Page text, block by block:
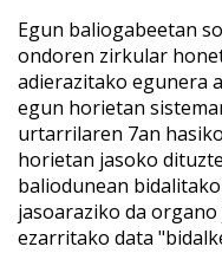
Egun baliogabeetan
ondoren zirkular
adierazitako egunera
egun horietan
urtarrilaren 7an
horietan jasoko
baliodunean
jasoaraziko da
ezarritako data